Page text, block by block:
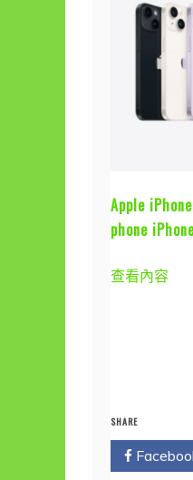
Apple
phone
查看內容
SHARE